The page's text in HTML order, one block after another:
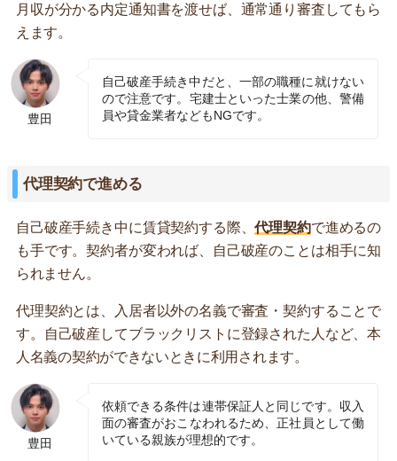
月収が分かる内定通知書を渡せば、通常通り審査してもら
えます。
豊田
自己破産手続き中だと、一部の職種に就けない
ので注意です。宅建士といった士業の他、警備
員や貸金業者などもNGです。
代理契約で進める
自己破産手続き中に賃貸契約する際、代理契約で進めるの
も手です。契約者が変われば、自己破産のことは相手に知
られません。
代理契約とは、入居者以外の名義で審査・契約することで
す。自己破産してブラックリストに登録された人など、本
人名義の契約ができないときに利用されます。
豊田
依頼できる条件は連帯保証人と同じです。収入
面の審査がおこなわれるため、正社員として働
いている親族が理想的です。